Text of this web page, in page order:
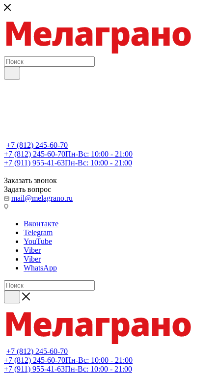
+7 (812) 245-60-70
+7 (812) 245-60-70Пн-Вс: 10:00 - 21:00
+7 (911) 955-41-63Пн-Вс: 10:00 - 21:00
Заказать звонок
Задать вопрос
mail@melagrano.ru
Вконтакте
Telegram
YouTube
Viber
Viber
WhatsApp
+7 (812) 245-60-70
+7 (812) 245-60-70Пн-Вс: 10:00 - 21:00
+7 (911) 955-41-63Пн-Вс: 10:00 - 21:00